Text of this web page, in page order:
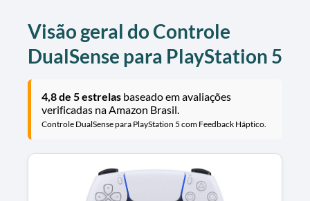
Visão geral do Controle
DualSense para PlayStation 5
4,8 de 5 estrelas baseado em avaliações
verificadas na Amazon Brasil.
Controle DualSense para PlayStation 5 com Feedback Háptico.